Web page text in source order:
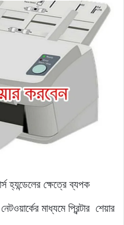
হ্যন্ডেলের ক্ষেত্রে ব্যপক
মাধ্যমে প্রিন্টার শেয়ার